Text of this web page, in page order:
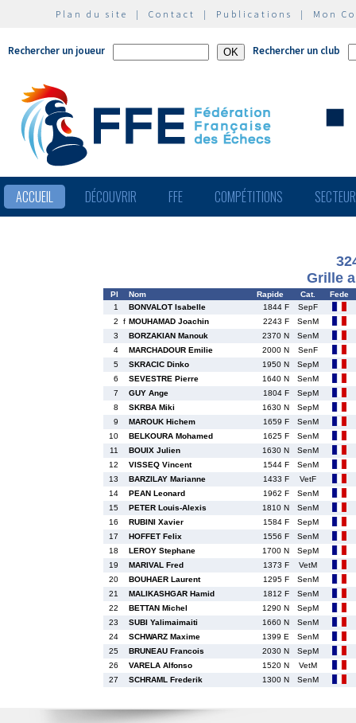
Plan du site | Contact | Publications | Mon
Rechercher un joueur Rechercher un club
ACCUEIL DÉCOUVRIR FFE COMPÉTITIONS
Grille
Pl Nom Rapide Cat.
Fede
1
BONVALOT Isabelle 1844 F
SepF
2
f MOUHAMAD Joachin 2243 F
SenM
3
BORZAKIAN Manouk 2370 N
SenM
4
MARCHADOUR Emilie 2000 N
SenF
5
SKRACIC Dinko 1950 N
SepM
6
SEVESTRE Pierre 1640 N
SenM
7
GUY Ange 1804 F
SepM
8
SKRBA Miki 1630 N
SepM
9
MAROUK Hichem 1659 F
SenM
10
BELKOURA Mohamed 1625 F
SenM
11
BOUIX Julien 1630 N
SenM
12
VISSEQ Vincent 1544 F
SenM
13
BARZILAY Marianne 1433 F
VetF
14
PEAN Leonard 1962 F
SenM
15
PETER Louis-Alexis 1810 N
SenM
16
RUBINI Xavier 1584 F
SepM
17
HOFFET Felix 1556 F
SenM
18
LEROY Stephane 1700 N
SepM
19
MARIVAL Fred 1373 F
VetM
20
BOUHAER Laurent 1295 F
SenM
21
MALIKASHGAR Hamid 1812 F
SenM
22
BETTAN Michel 1290 N
SepM
23
SUBI Yalimaimaiti 1660 N
SenM
24
SCHWARZ Maxime 1399 E
SenM
25
BRUNEAU Francois 2030 N
SepM
26
VARELA Alfonso 1520 N
VetM
27
SCHRAML Frederik 1300 N SenM